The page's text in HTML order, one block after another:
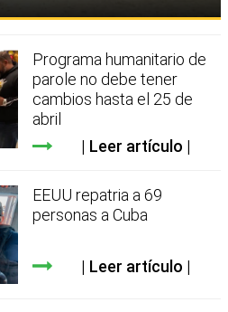
Programa humanitario de
parole no debe tener
cambios hasta el 25 de
abril
Leer artículo
EEUU repatria a 69
personas a Cuba
Leer artículo